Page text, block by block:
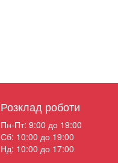
Розклад роботи
Пн-Пт: 9:00 до 19:00
Сб: 10:00 до 19:00
Нд: 10:00 до 17:00